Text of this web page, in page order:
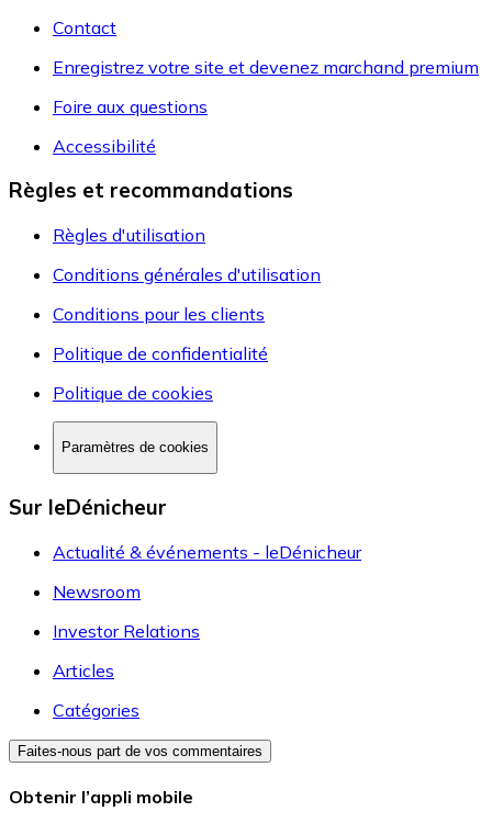
Contact
Enregistrez votre site et devenez marchand premium
Foire aux questions
Accessibilité
Règles et recommandations
Règles d'utilisation
Conditions générales d'utilisation
Conditions pour les clients
Politique de confidentialité
Politique de cookies
Paramètres de cookies
Sur leDénicheur
Actualité & événements - leDénicheur
Newsroom
Investor Relations
Articles
Catégories
Faites-nous part de vos commentaires
Obtenir l’appli mobile